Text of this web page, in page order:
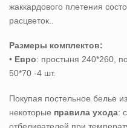
жаккардового плетения
расцветок..
Размеры комплектов:
• Евро: простыня 240*260,
50*70 -4 шт.
Покупая постельное белье
некоторые правила ухода: